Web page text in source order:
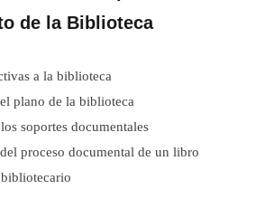
de la Biblioteca
a la biblioteca
plano de la biblioteca
soportes documentales
proceso documental de un libro